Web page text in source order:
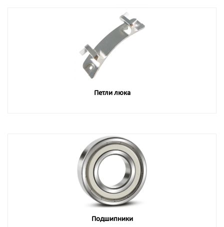
Петли люка
Подшипники